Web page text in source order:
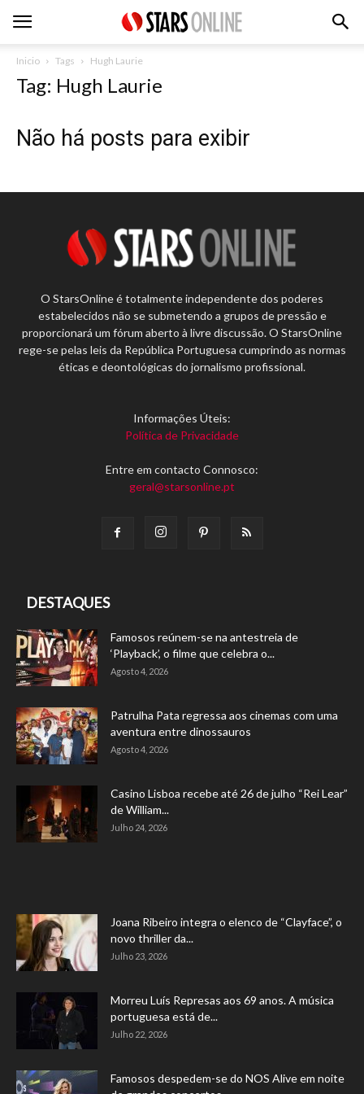
Inicio Tags Hugh Laurie
Tag: Hugh Laurie
Não há posts para exibir
O StarsOnline é totalmente independente dos poderes
estabelecidos não se submetendo a grupos de pressão e
proporcionará um fórum aberto à livre discussão. O StarsOnline
rege-se pelas leis da República Portuguesa cumprindo as normas
éticas e deontológicas do jornalismo profissional.
Informações Úteis:
Política de Privacidade
Entre em contacto Connosco:
geral@starsonline.pt
DESTAQUES
Famosos reúnem-se na antestreia de
‘Playback’, o filme que celebra o...
Agosto 4, 2026
Patrulha Pata regressa aos cinemas com uma
aventura entre dinossauros
Agosto 4, 2026
Casino Lisboa recebe até 26 de julho “Rei Lear”
de William...
Julho 24, 2026
Joana Ribeiro integra o elenco de “Clayface”, o
novo thriller da...
Julho 23, 2026
Morreu Luís Represas aos 69 anos. A música
portuguesa está de...
Julho 22, 2026
Famosos despedem-se do NOS Alive em noite